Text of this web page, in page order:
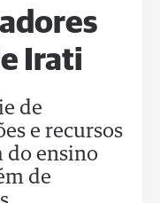
Irati
de
e recursos
do ensino
de